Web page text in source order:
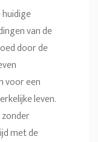
van de
door de
voor een
leven.
met de